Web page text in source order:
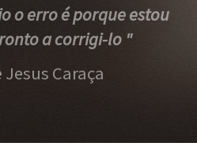
o erro é porque estou
a corrigi-lo "
Caraça